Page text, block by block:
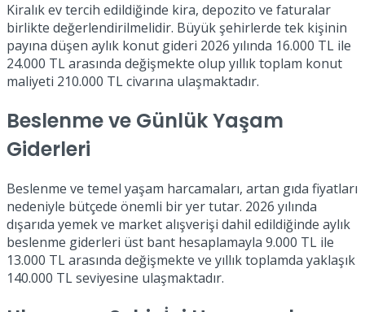
Kiralık ev tercih edildiğinde kira, depozito ve faturalar
birlikte değerlendirilmelidir. Büyük şehirlerde tek kişinin
payına düşen aylık konut gideri 2026 yılında 16.000 TL ile
24.000 TL arasında değişmekte olup yıllık toplam konut
maliyeti 210.000 TL civarına ulaşmaktadır.
Beslenme ve Günlük Yaşam
Giderleri
Beslenme ve temel yaşam harcamaları, artan gıda fiyatları
nedeniyle bütçede önemli bir yer tutar. 2026 yılında
dışarıda yemek ve market alışverişi dahil edildiğinde aylık
beslenme giderleri üst bant hesaplamayla 9.000 TL ile
13.000 TL arasında değişmekte ve yıllık toplamda yaklaşık
140.000 TL seviyesine ulaşmaktadır.